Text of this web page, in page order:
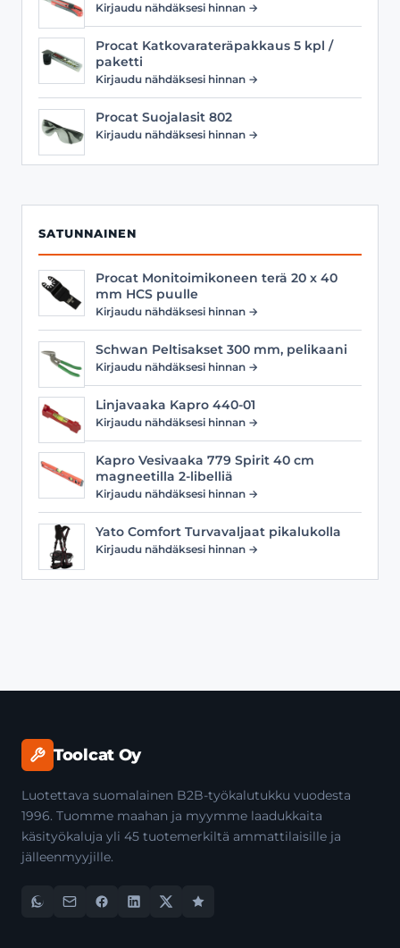
Kirjaudu nähdäksesi hinnan →
Procat Katkovarateräpakkaus 5 kpl /
paketti
Kirjaudu nähdäksesi hinnan →
Procat Suojalasit 802
Kirjaudu nähdäksesi hinnan →
SATUNNAINEN
Procat Monitoimikoneen terä 20 x 40
mm HCS puulle
Kirjaudu nähdäksesi hinnan →
Schwan Peltisakset 300 mm, pelikaani
Kirjaudu nähdäksesi hinnan →
Linjavaaka Kapro 440-01
Kirjaudu nähdäksesi hinnan →
Kapro Vesivaaka 779 Spirit 40 cm
magneetilla 2-libelliä
Kirjaudu nähdäksesi hinnan →
Yato Comfort Turvavaljaat pikalukolla
Kirjaudu nähdäksesi hinnan →
Toolcat Oy
Luotettava suomalainen B2B-työkalutukku vuodesta
1996. Tuomme maahan ja myymme laadukkaita
käsityökaluja yli 45 tuotemerkiltä ammattilaisille ja
jälleenmyyjille.